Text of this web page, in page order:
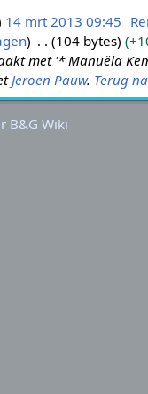
14 mrt 2013 09:45
104 bytes
met '* Manuëla
Jeroen Pauw. Terug
B&G Wiki